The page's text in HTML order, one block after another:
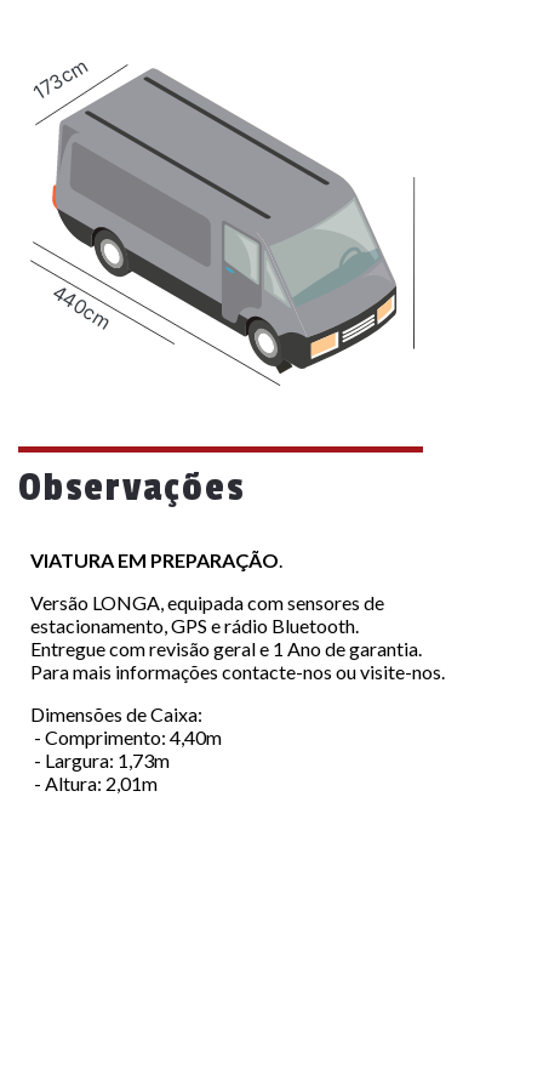
173cm
440cm
Observações
VIATURA EM PREPARAÇÃO.
Versão LONGA, equipada com sensores de
estacionamento, GPS e rádio Bluetooth.
Entregue com revisão geral e 1 Ano de garantia.
Para mais informações contacte-nos ou visite-nos.
Dimensões de Caixa:
- Comprimento: 4,40m
- Largura: 1,73m
- Altura: 2,01m